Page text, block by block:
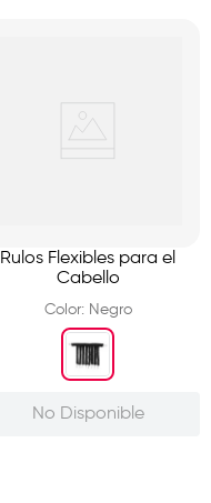
Rulos Flexibles para el
Cabello
Color: Negro
No Disponible